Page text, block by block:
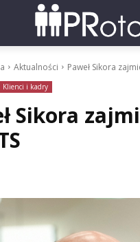
Aktualności Paweł Sikora
Klienci i kadry
Sikora